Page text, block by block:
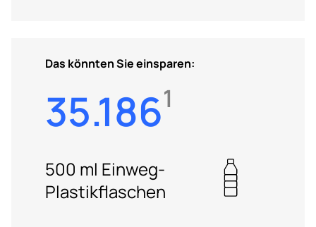
Das könnten Sie einsparen:
35.1861
500 ml Einweg-
Plastikflaschen